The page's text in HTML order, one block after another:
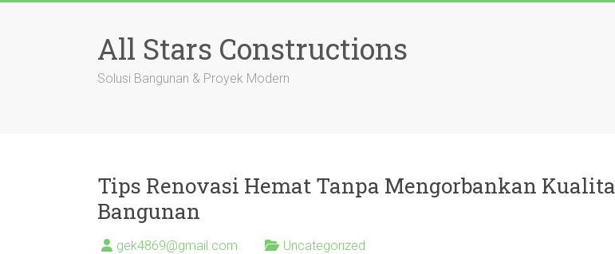
All Stars Constructions
Solusi Bangunan & Proyek Modern
Tips Renovasi Hemat Tanpa Mengorbankan
Bangunan
gek4869@gmail.com Uncategorized